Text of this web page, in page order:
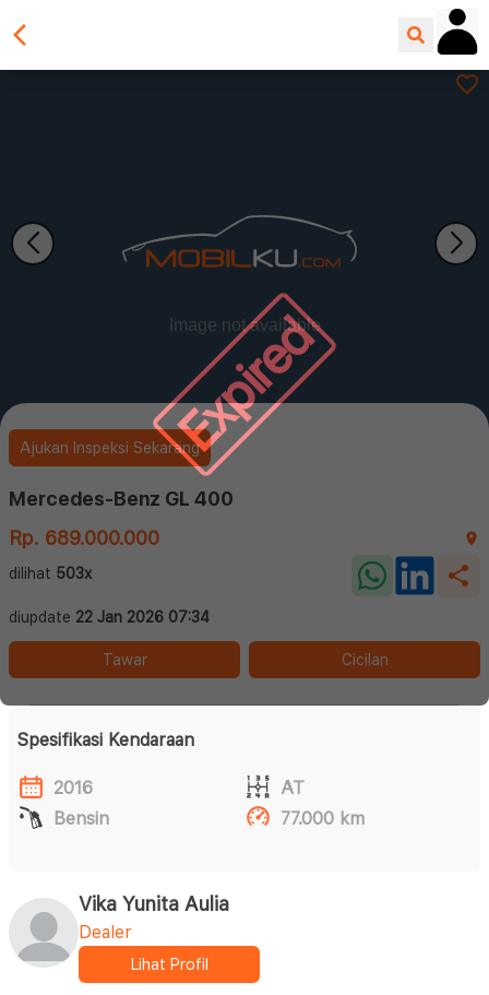
Expired
Ajukan Inspeksi Sekarang
Mercedes-Benz GL 400
Rp. 689.000.000
dilihat 503x
diupdate 22 Jan 2026 07:34
Tawar Cicilan
Spesifikasi Kendaraan
2016
AT
Bensin
77.000 km
Vika Yunita Aulia
Dealer
Lihat Profil